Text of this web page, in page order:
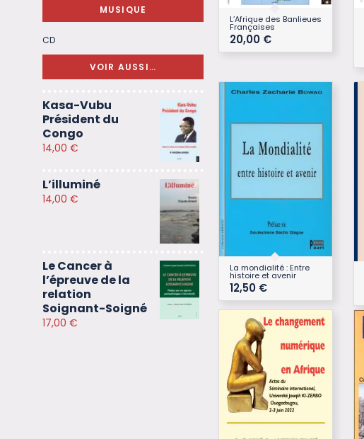
L’Afrique des Banlieues
Françaises
20,00 €
La mondialité : Entre
histoire et avenir
12,50 €
MUSIQUE
CD
VOIR AUSSI…
Kasa-Vubu
Président du
Congo
14,00 €
L’illuminé
14,00 €
Le Cancer à
l’épreuve de la
relation
Soignant-Soigné
17,00 €